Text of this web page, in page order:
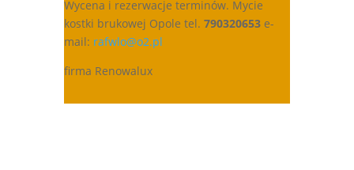
Wycena i rezerwacje terminów. Mycie
kostki brukowej Opole tel. 790320653e-
mail: rafwlo@o2.pl
firma Renowalux